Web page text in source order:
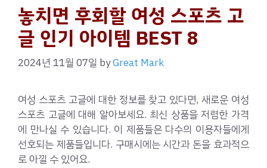
놓치면 후회할 여성 스포츠 고
글 인기 아이템 BEST 8
2024년 11월 07일 byGreat Mark
여성 스포츠 고글에 대한 정보를 찾고 있다면, 새로운 여성
스포츠 고글에 대해 알아보세요. 최신 상품을 저렴한 가격
에 만나실 수 있습니다. 이 제품들은 다수의 이용자들에게
선호되는 제품들입니다. 구매시에는 시간과 돈을 효과적으
로 아낄 수 있어요.